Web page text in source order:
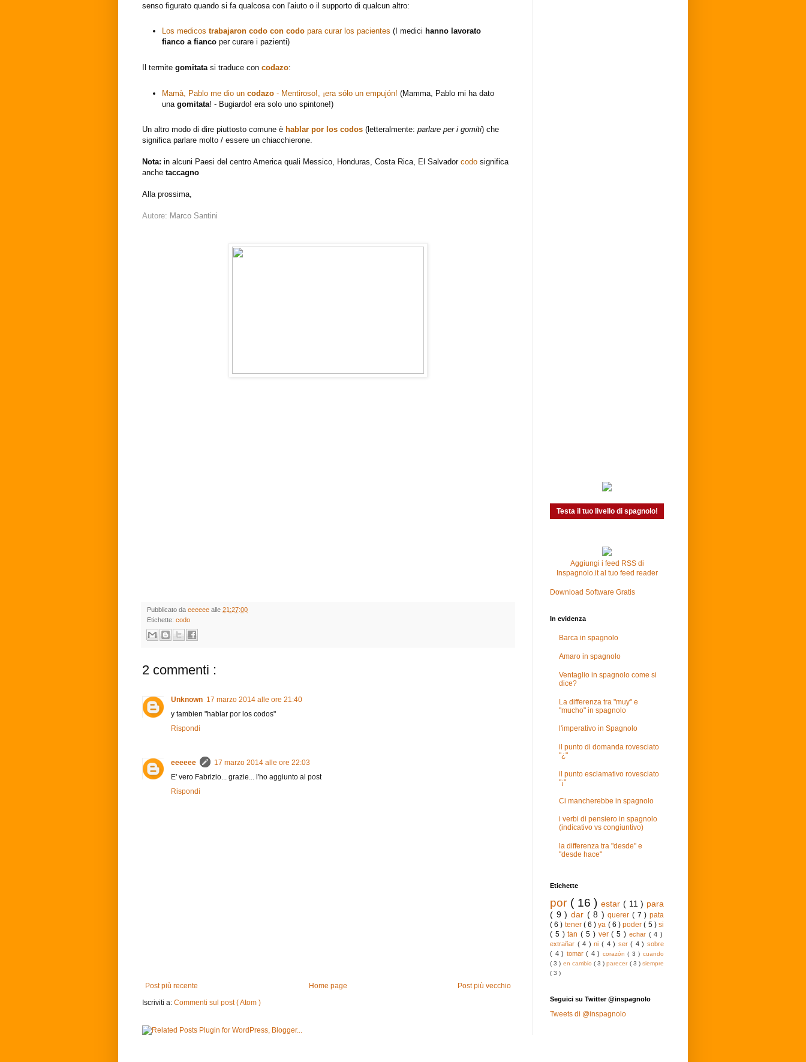
senso figurato quando si fa qualcosa con l'aiuto o il supporto di qualcun altro:
Los medicos trabajaron codo con codo para curar los pacientes (I medici hanno lavorato
fianco a fianco per curare i pazienti)
Il termite gomitatasi traduce con codazo:
Mamà, Pablo me dio un codazo - Mentiroso!, ¡era sólo un empujón! (Mamma, Pablo mi ha dato
una gomitata! - Bugiardo! era solo uno spintone!)
Un altro modo di dire piuttosto comune è hablar por los codos (letteralmente: parlare per i gomiti) che
significa parlare molto / essere un chiacchierone.
Nota: in alcuni Paesi del centro America quali Messico, Honduras, Costa Rica, El Salvador codo significa
anche taccagno
Alla prossima,
Autore: Marco Santini
Pubblicato da eeeeee alle 21:27:00
Etichette: codo
2 commenti :
Unknown 17 marzo 2014 alle ore 21:40
y tambien "hablar por los codos"
Rispondi
eeeeee
17 marzo 2014 alle ore 22:03
E' vero Fabrizio... grazie... l'ho aggiunto al post
Rispondi
Post più recente Post più vecchio
Home page
Iscriviti a: Commenti sul post ( Atom )
Testa il tuo livello di spagnolo!
Aggiungi i feed RSS di
Inspagnolo.it al tuo feed reader
Download Software Gratis
In evidenza
Barca in spagnolo
Amaro in spagnolo
Ventaglio in spagnolo come si
dice?
La differenza tra "muy" e
"mucho" in spagnolo
l'imperativo in Spagnolo
il punto di domanda rovesciato
"¿"
il punto esclamativo rovesciato
"¡"
Ci mancherebbe in spagnolo
i verbi di pensiero in spagnolo
(indicativo vs congiuntivo)
la differenza tra "desde" e
"desde hace"
Etichette
por ( 16 ) estar ( 11 ) para
( 9 ) dar ( 8 )querer( 7 )pata
( 6 ) tener ( 6 )ya ( 6 )poder( 5 )si
( 5 )tan( 5 ) ver( 5 ) echar ( 4 )
extrañar ( 4 )ni ( 4 ) ser( 4 )sobre
( 4 ) tomar( 4 ) corazón( 3 )cuando
( 3 ) en cambio ( 3 )parecer ( 3 )siempre
( 3 )
Seguici su Twitter @inspagnolo
Tweets di @inspagnolo